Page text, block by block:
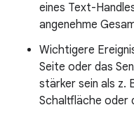
eines Text-
angenehme
Wichtigere
Seite oder das
stärker sein als z.
Schaltfläche oder